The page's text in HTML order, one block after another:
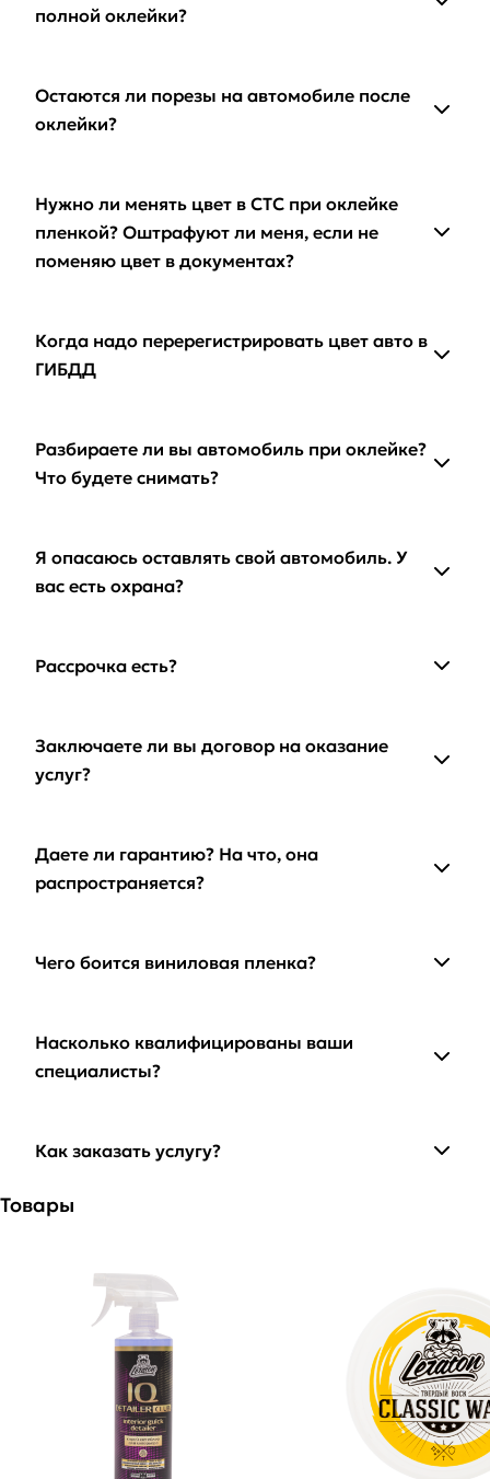
полной оклейки?
Остаются ли порезы на автомобиле после
оклейки?
Нужно ли менять цвет в СТС при оклейке
пленкой? Оштрафуют ли меня, если не
поменяю цвет в документах?
Когда надо перерегистрировать цвет авто в
ГИБДД
Разбираете ли вы автомобиль при оклейке?
Что будете снимать?
Я опасаюсь оставлять свой автомобиль. У
вас есть охрана?
Рассрочка есть?
Заключаете ли вы договор на оказание
услуг?
Даете ли гарантию? На что, она
распространяется?
Чего боится виниловая пленка?
Насколько квалифицированы ваши
специалисты?
Как заказать услугу?
Товары